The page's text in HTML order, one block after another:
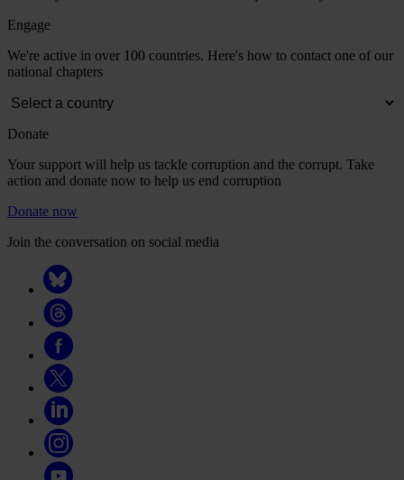
Engage
We're active in over 100 countries. Here's how to contact one of our
national chapters
Donate
Your support will help us tackle corruption and the corrupt. Take
action and donate now to help us end corruption
Donate now
Join the conversation on social media